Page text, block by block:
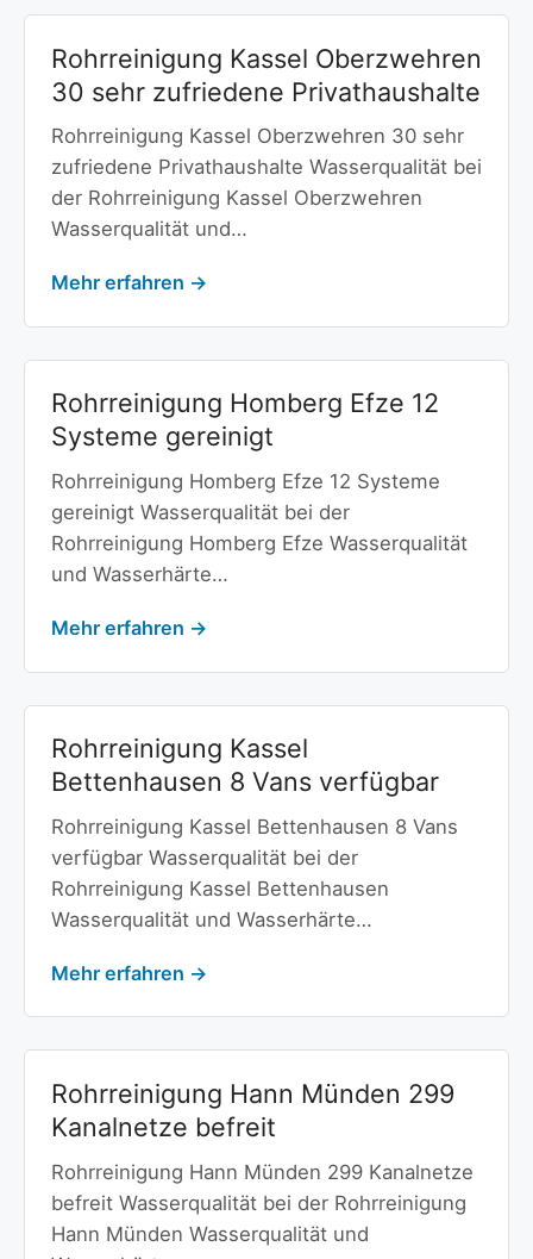
Rohrreinigung Kassel Oberzwehren
30 sehr zufriedene Privathaushalte
Rohrreinigung Kassel Oberzwehren 30 sehr
zufriedene Privathaushalte Wasserqualität bei
der Rohrreinigung Kassel Oberzwehren
Wasserqualität und…
Mehr erfahren →
Rohrreinigung Homberg Efze 12
Systeme gereinigt
Rohrreinigung Homberg Efze 12 Systeme
gereinigt Wasserqualität bei der
Rohrreinigung Homberg Efze Wasserqualität
und Wasserhärte…
Mehr erfahren →
Rohrreinigung Kassel
Bettenhausen 8 Vans verfügbar
Rohrreinigung Kassel Bettenhausen 8 Vans
verfügbar Wasserqualität bei der
Rohrreinigung Kassel Bettenhausen
Wasserqualität und Wasserhärte…
Mehr erfahren →
Rohrreinigung Hann Münden 299
Kanalnetze befreit
Rohrreinigung Hann Münden 299 Kanalnetze
befreit Wasserqualität bei der Rohrreinigung
Hann Münden Wasserqualität und